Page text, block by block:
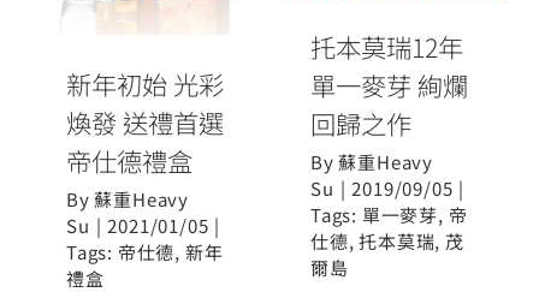
新年初始 光彩
煥發 送禮首選
帝仕德禮盒
By蘇重Heavy
Su | 2021/01/05 |
Tags: 帝仕德, 新年
禮盒
托本莫瑞12年
單一麥芽 絢爛
回歸之作
By蘇重Heavy
Su | 2019/09/05 |
Tags: 單一麥芽, 帝
仕德,托本莫瑞, 茂
爾島